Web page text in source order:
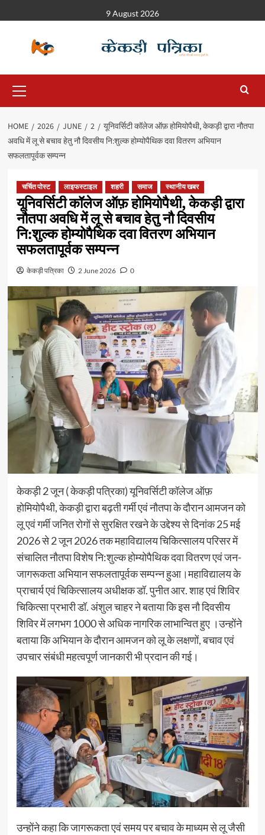
9 August 2026
HOME 2026 JUNE 2
यूनिवर्सिटी कॉलेज ऑफ़ होमियोपैथी, केकड़ी द्वारा नौतपा
अवधि में लू से बचाव हेतु नौ दिवसीय नि:शुल्क होम्योपैथिक दवा वितरण अभियान
सफलतापूर्वक सम्पन्न
चर्चित पोस्ट लाइफस्टाइल शहरी समाज स्थानीय खबर
यूनिवर्सिटी कॉलेज ऑफ़ होमियोपैथी, केकड़ी द्वारा
नौतपा अवधि में लू से बचाव हेतु नौ दिवसीय
नि:शुल्क होम्योपैथिक दवा वितरण अभियान
सफलतापूर्वक सम्पन्न
केकड़ी पत्रिका 2 June 2026 0
केकड़ी 2 जून ( केकड़ी पत्रिका) यूनिवर्सिटी कॉलेज ऑफ़
होमियोपैथी, केकड़ी द्वारा बढ़ती गर्मी एवं नौतपा के दौरान आमजन को
लू एवं गर्मी जनित रोगों से सुरक्षित रखने के उद्देश्य से दिनांक 25 मई
2026 से 2 जून 2026 तक महाविद्यालय चिकित्सालय परिसर में
संचालित नौतपा विशेष नि:शुल्क होम्योपैथिक दवा वितरण एवं जन-
जागरूकता अभियान सफलतापूर्वक सम्पन्न हुआ।महाविद्यालय के
प्राचार्य एवं चिकित्सालय अधीक्षक डॉ. पुनीत आर. शाह एवं शिविर
चिकित्सा प्रभारी डॉ. अंशुल चाहर ने बताया कि इस नौ दिवसीय
शिविर में लगभग 1000 से अधिक नागरिक लाभान्वित हुए ।उन्होंने
बताया कि अभियान के दौरान आमजन को लू के लक्षणों, बचाव एवं
उपचार संबंधी महत्वपूर्ण जानकारी भी प्रदान की गई।
उन्होंने कहा कि जागरूकता एवं समय पर बचाव के माध्यम से लू जैसी